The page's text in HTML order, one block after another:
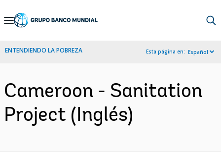
Skip
Navigation
ENTENDIENDO LA POBREZA Esta página en: Español
Cameroon - Sanitation
Project (Inglés)